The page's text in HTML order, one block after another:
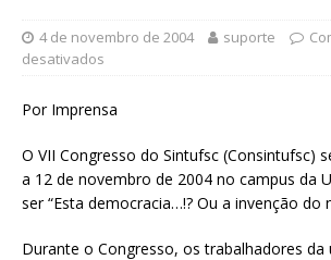
4 de novembro de 2004 suporte
desativados
Por Imprensa
O VII Congresso do Sintufsc (Consintufsc)
a 12 de novembro de 2004 no campus da
ser “Esta democracia…!? Ou a invenção do
Durante o Congresso, os trabalhadores da